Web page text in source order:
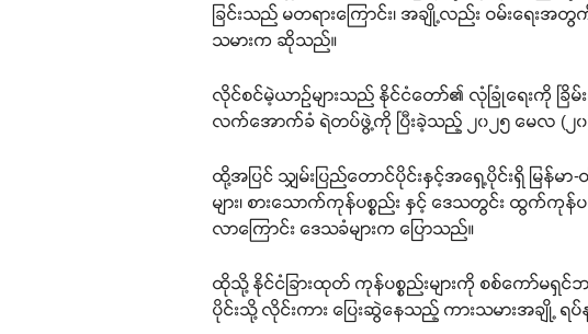
ခြင်းသည် မတရားကြောင်း၊ အချို့လည်း ဝမ်းရေးအ
သမားက ဆိုသည်။
လိုင်စင်မဲ့ယာဉ်များသည် နိုင်ငံတော်၏ လုံခြုံရေးကို ခြိမ်းခ
လက်အောက်ခံ ရဲတပ်ဖွဲ့ကို ပြီးခဲ့သည့် ၂၀၂၅ မေလ (၂
ထို့အပြင် သျှမ်းပြည်တောင်ပိုင်းနှင့်အရှေ့ပိုင်းရှိ မြန်မ
များ၊ စားသောက်ကုန်ပစ္စည်း နှင့် ဒေသတွင်း ထွက်ကုန်ပ
လာကြောင်း ဒေသခံများက ပြောသည်။
ထိုသို့ နိုင်ငံခြားထုတ် ကုန်ပစ္စည်းများကို စစ်ကော်မရှင်
ပိုင်းသို့ လိုင်းကား ပြေးဆွဲနေသည့် ကားသမားအချို့ ရပ်